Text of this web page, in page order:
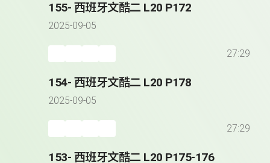
155- 西班牙文酷二 L20 P172
2025-09-05
27:29
154- 西班牙文酷二 L20 P178
2025-09-05
27:29
153- 西班牙文酷二 L20 P175-176